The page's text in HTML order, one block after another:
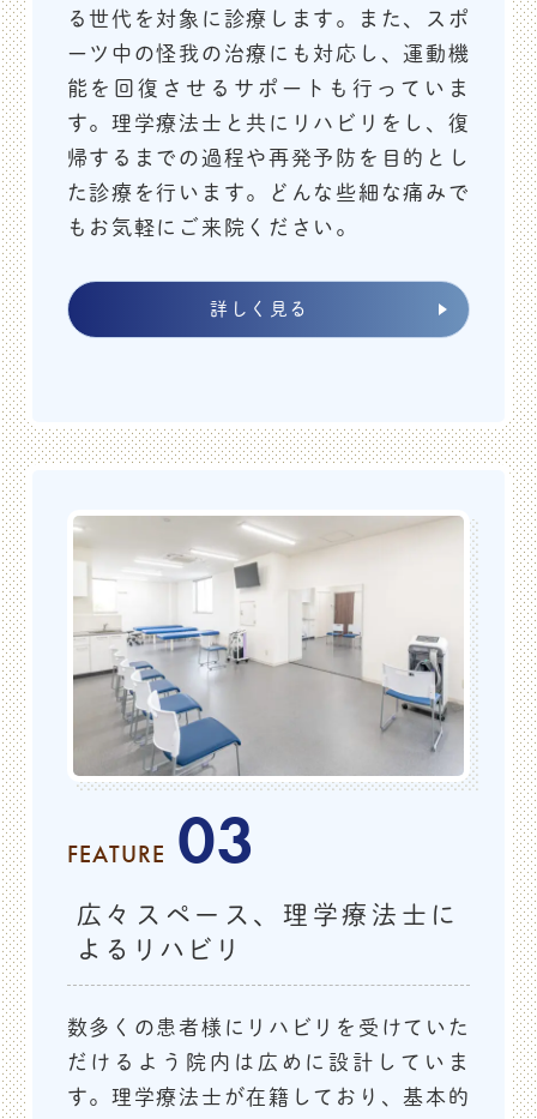
接種をご希望の方は、お電話もしくは受付でのご予約を
お願い申し上げます。
接種開始は2025/10/1（水）です。
接種費用
・満13～64歳（一般の方）：3000円
・満65歳以上（神戸市に
住民票
がある方）：1500円
※神戸市外の満65歳以上の方は、予防接種実施依頼書
等を各市町村に申請の上、ご持参下さい。
夏期休暇のお知らせ
2025/8/9（土）～
2025/8/14（木）を夏期休暇とさせて頂きま
ご迷惑をお掛け致しますが、ご理解の程をどうぞよろし
くお願い申し上げます。
2025.06.04 お知らせ
健康体操塾のお知らせ
2025.7.12（土） 14:00~15:00に
下記のイベントを行います！！
ふくだ整形外科リウマチクリニック
第1回体操教室
健康体操塾～肩痛の予防
る世代を対象に診療します。また、スポ
ーツ中の怪我の治療にも対応し、運動機
能を回復させるサポートも行っていま
す。理学療法士と共にリハビリをし、復
帰するまでの過程や再発予防を目的とし
た診療を行います。どんな些細な痛みで
もお気軽にご来院ください。
詳しく見る
FEATURE 03
広々スペース、理学療法士に
よるリハビリ
数多くの患者様にリハビリを受けていた
だけるよう院内は広めに設計していま
す。理学療法士が在籍しており、基本的